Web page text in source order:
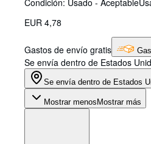
Condición: Usado - Aceptable
EUR 4,78
Gastos de envío gratis
Se envía dentro de Estados
Se envía dentro de Estados
Mostrar menos Mostrar más